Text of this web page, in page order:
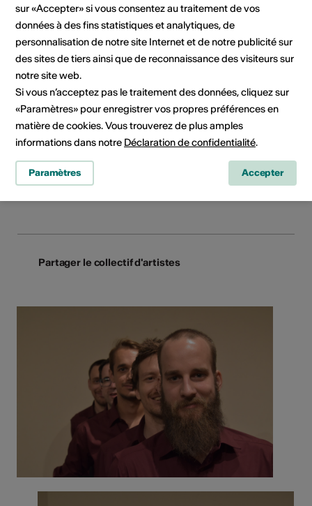
Die Nachbarn
E-Mail
Site Internet
Contact pour le booking
Réseaux sociaux
Partager le collectif d'artistes
sur «Accepter» si vous consentez au traitement de vos
données à des fins statistiques et analytiques, de
personnalisation de notre site Internet et de notre publicité sur
des sites de tiers ainsi que de reconnaissance des visiteurs sur
notre site web.
Si vous n’acceptez pas le traitement des données, cliquez sur
«Paramètres» pour enregistrer vos propres préférences en
matière de cookies. Vous trouverez de plus amples
informations dans notre Déclaration de confidentialité.
Paramètres Accepter